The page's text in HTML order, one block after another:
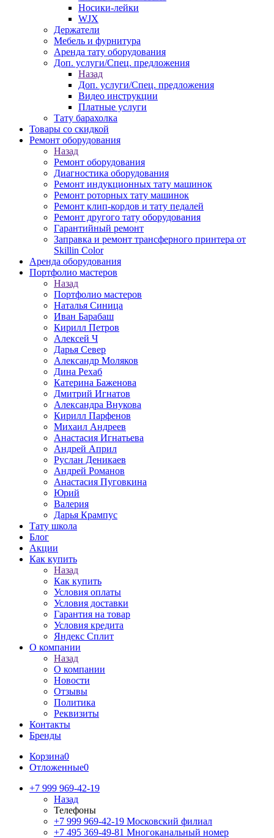
Носики-лейки
WJX
Держатели
Мебель и фурнитура
Аренда тату оборудования
Доп. услуги/Спец. предложения
Назад
Доп. услуги/Спец. предложения
Видео инструкции
Платные услуги
Тату барахолка
Товары со скидкой
Ремонт оборудования
Назад
Ремонт оборудования
Диагностика оборудования
Ремонт индукционных тату машинок
Ремонт роторных тату машинок
Ремонт клип-кордов и тату педалей
Ремонт другого тату оборудования
Гарантийный ремонт
Заправка и ремонт трансферного принтера от
Skillin Color
Аренда оборудования
Портфолио мастеров
Назад
Портфолио мастеров
Наталья Синица
Иван Барабаш
Кирилл Петров
Алексей Ч
Дарья Север
Александр Моляков
Дина Рехаб
Катерина Баженова
Дмитрий Игнатов
Александра Внукова
Кирилл Парфенов
Михаил Андреев
Анастасия Игнатьева
Андрей Април
Руслан Деникаев
Андрей Романов
Анастасия Пуговкина
Юрий
Валерия
Дарья Крампус
Тату школа
Блог
Акции
Как купить
Назад
Как купить
Условия оплаты
Условия доставки
Гарантия на товар
Условия кредита
Яндекс Сплит
О компании
Назад
О компании
Новости
Отзывы
Политика
Реквизиты
Контакты
Бренды
Корзина0
Отложенные0
+7 999 969-42-19
Назад
Телефоны
+7 999 969-42-19 Московский филиал
+7 495 369-49-81 Многоканальный номер